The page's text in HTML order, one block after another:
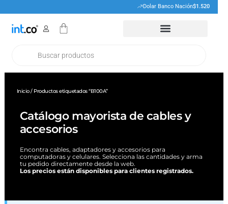
contenido
Dolar Banco Nación$1.520
Cart
Inicio/ Productos etiquetados “B100A”
Catálogo mayorista de cables y
accesorios
Encontra cables, adaptadores y accesorios para
computadoras y celulares. Selecciona las cantidades y arma
tu pedido directamente desde la web.
Los precios están disponibles para clientes registrados.